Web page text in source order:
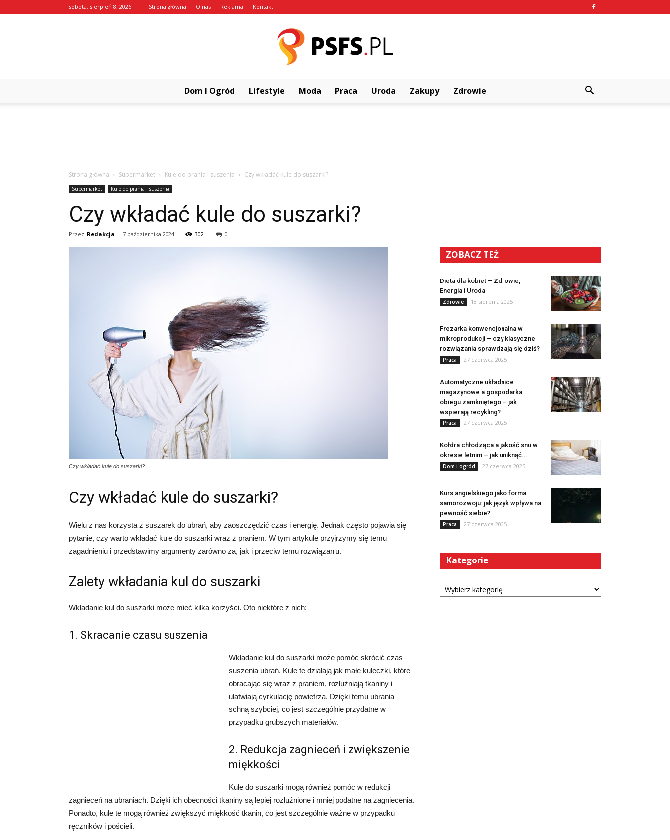
sobota, sierpień 8, 2026 Strona główna O nas Reklama Kontakt
Dom I Ogród Lifestyle Moda Praca Uroda Zakupy Zdrowie
Strona główna Supermarket Kule do prania i suszenia Czy wkładać kule do suszarki?
Supermarket Kule do prania i suszenia
Czy wkładać kule do suszarki?
Przez Redakcja - 7 października 2024 302 0
Czy wkładać kule do suszarki?
Czy wkładać kule do suszarki?
Wielu z nas korzysta z suszarek do ubrań, aby zaoszczędzić czas i energię. Jednak często pojawia się
pytanie, czy warto wkładać kule do suszarki wraz z praniem. W tym artykule przyjrzymy się temu
zagadnieniu i przedstawimy argumenty zarówno za, jak i przeciw temu rozwiązaniu.
Zalety wkładania kul do suszarki
Wkładanie kul do suszarki może mieć kilka korzyści. Oto niektóre z nich:
1. Skracanie czasu suszenia
Wkładanie kul do suszarki może pomóc skrócić czas
suszenia ubrań. Kule te działają jak małe kuleczki, które
obracając się wraz z praniem, rozluźniają tkaniny i
ułatwiają cyrkulację powietrza. Dzięki temu ubrania
schną szybciej, co jest szczególnie przydatne w
przypadku grubszych materiałów.
2. Redukcja zagnieceń i zwiększenie
miękkości
Kule do suszarki mogą również pomóc w redukcji
zagnieceń na ubraniach. Dzięki ich obecności tkaniny są lepiej rozluźnione i mniej podatne na zagniecenia.
Ponadto, kule te mogą również zwiększyć miękkość tkanin, co jest szczególnie ważne w przypadku
ręczników i pościeli.
ZOBACZ TEŻ
Dieta dla kobiet – Zdrowie,
Energia i Uroda
Zdrowie 18 sierpnia 2025
Frezarka konwencjonalna w
mikroprodukcji – czy klasyczne
rozwiązania sprawdzają się dziś?
Praca 27 czerwca 2025
Automatyczne układnice
magazynowe a gospodarka
obiegu zamkniętego – jak
wspierają recykling?
Praca 27 czerwca 2025
Kołdra chłodząca a jakość snu w
okresie letnim – jak uniknąć...
Dom i ogród 27 czerwca 2025
Kurs angielskiego jako forma
samorozwoju: jak język wpływa na
pewność siebie?
Praca 27 czerwca 2025
Kategorie
Kategorie